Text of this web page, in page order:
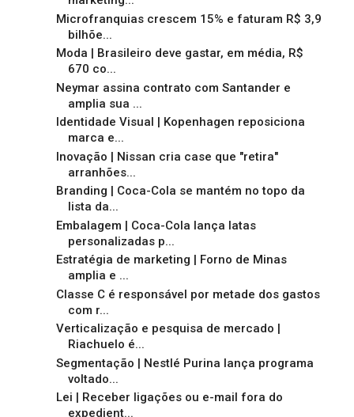
Microfranquias crescem 15% e faturam R$ 3,9
bilhõe...
Moda | Brasileiro deve gastar, em média, R$
670 co...
Neymar assina contrato com Santander e
amplia sua ...
Identidade Visual | Kopenhagen reposiciona
marca e...
Inovação | Nissan cria case que "retira"
arranhões...
Branding | Coca-Cola se mantém no topo da
lista da...
Embalagem | Coca-Cola lança latas
personalizadas p...
Estratégia de marketing | Forno de Minas
amplia e ...
Classe C é responsável por metade dos gastos
com r...
Verticalização e pesquisa de mercado |
Riachuelo é...
Segmentação | Nestlé Purina lança programa
voltado...
Lei | Receber ligações ou e-mail fora do
expedient...